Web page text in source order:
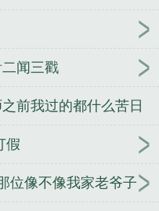
闻三戳
前我过的都什么苦日
假
位像不像我家老爷子